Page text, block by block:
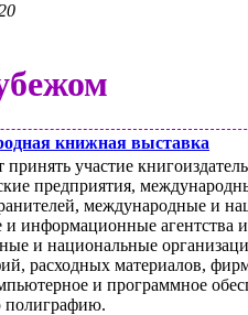
книжная выставка
участие
предприятия,
международные и
и информационные агентства
и национальные
расходных материалов,
и программное
полиграфию.